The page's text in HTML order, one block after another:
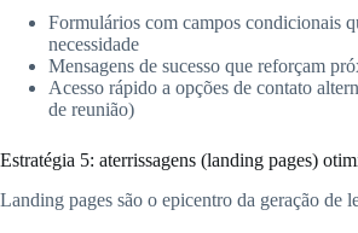
Formulários com campos condicionais
necessidade
Mensagens de sucesso que reforçam
Acesso rápido a opções de contato
de reunião)
Estratégia 5: aterrissagens (landing pages)
Landing pages são o epicentro da geração de